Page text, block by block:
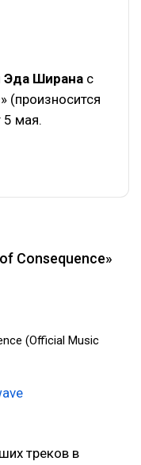
Эда Ширана с
» (произносится
5 мая.
Consequence»
(Official Music
треков в